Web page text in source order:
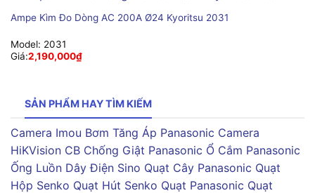
Ampe Kìm Đo Dòng AC 200A Ø24 Kyoritsu 2031
Model: 2031
Giá:2,190,000₫
SẢN PHẨM HAY TÌM KIẾM
Camera Imou Bơm Tăng Áp Panasonic Camera
HiKVision CB Chống Giật Panasonic Ổ Cắm Panasonic
Ống Luồn Dây Điện Sino Quạt Cây Panasonic Quạt
Hộp Senko Quạt Hút Senko Quạt Panasonic Quạt